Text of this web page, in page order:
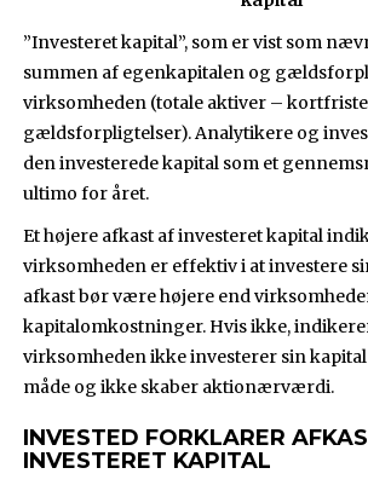
”Investeret kapital”, som er vist som
summen af egenkapitalen og
virksomheden (totale aktiver –
gældsforpligtelser). Analytikere og
den investerede kapital som et
ultimo for året.
Et højere afkast af investeret kapital
virksomheden er effektiv i at investere
afkast bør være højere end
kapitalomkostninger. Hvis ikke,
virksomheden ikke investerer sin
måde og ikke skaber aktionærværdi.
INVESTED FORKLARER
INVESTERET KAPITAL